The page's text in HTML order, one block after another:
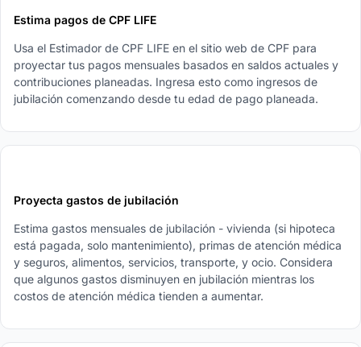
Estima pagos de CPF LIFE
Usa el Estimador de CPF LIFE en el sitio web de CPF para
proyectar tus pagos mensuales basados en saldos actuales y
contribuciones planeadas. Ingresa esto como ingresos de
jubilación comenzando desde tu edad de pago planeada.
Proyecta gastos de jubilación
Estima gastos mensuales de jubilación - vivienda (si hipoteca
está pagada, solo mantenimiento), primas de atención médica
y seguros, alimentos, servicios, transporte, y ocio. Considera
que algunos gastos disminuyen en jubilación mientras los
costos de atención médica tienden a aumentar.